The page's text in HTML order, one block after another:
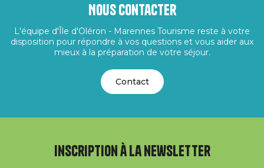
Nous contacter
L'équipe d'Île d'Oléron - Marennes Tourisme reste à votre
disposition pour répondre à vos questions et vous aider aux
mieux à la préparation de votre séjour.
Contact
Inscription à la newsletter